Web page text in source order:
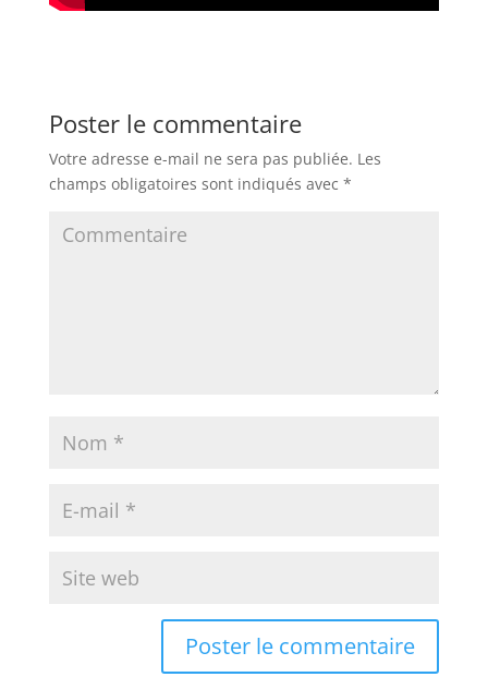
Poster le commentaire
Votre adresse e-mail ne sera pas publiée. Les
champs obligatoires sont indiqués avec *